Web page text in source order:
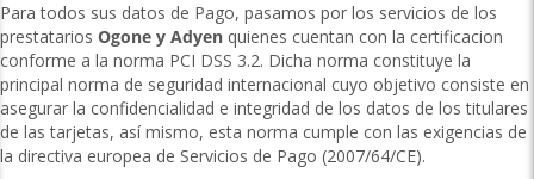
Para todos sus datos de Pago, pasamos por los servicios de los
prestatarios Ogone y Adyen quienes cuentan con la certificacion
conforme a la norma PCI DSS 3.2. Dicha norma constituye la
principal norma de seguridad internacional cuyo objetivo consiste en
asegurar la confidencialidad e integridad de los datos de los titulares
de las tarjetas, así mismo, esta norma cumple con las exigencias de
la directiva europea de Servicios de Pago (2007/64/CE).